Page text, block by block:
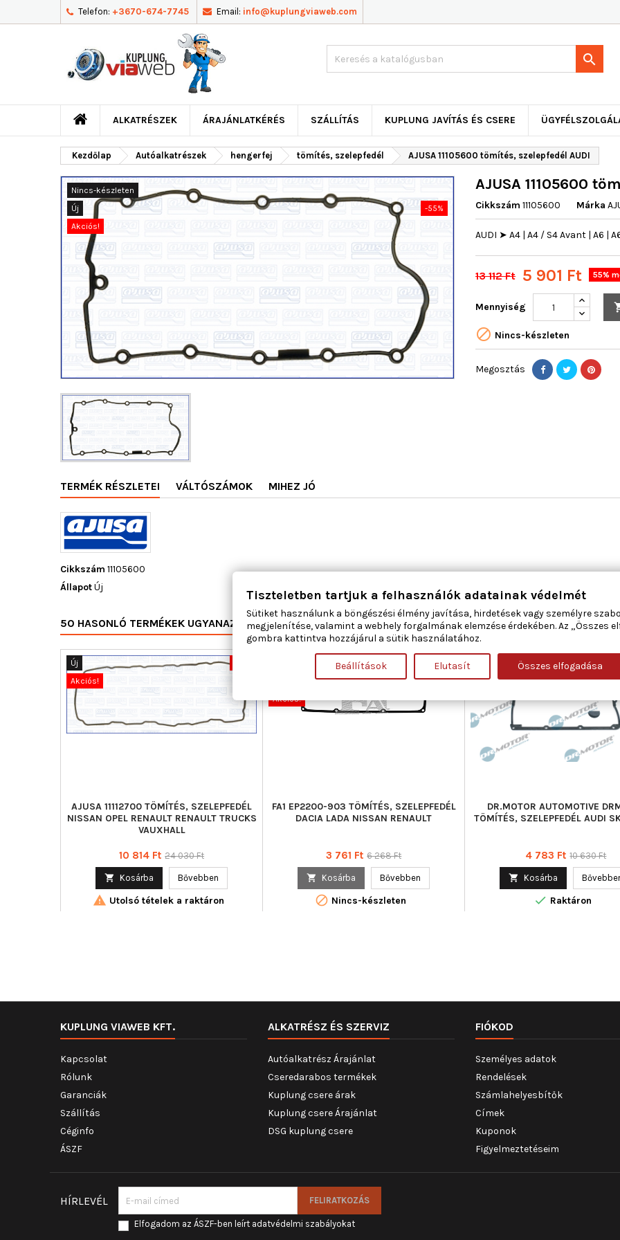
Telefon: +3670-674-7745 Email: info@kuplungviaweb.com

ALKATRÉSZEK ÁRAJÁNLATKÉRÉS SZÁLLÍTÁS KUPLUNG JAVÍTÁS ÉS CSERE
Kezdőlap Autóalkatrészek hengerfej tömítés, szelepfedél AJUSA 11105600 tömítés, szelepfedél AUDI
Nincs-készleten
Új
-55%
Akciós!
AJUSA 11105600
Cikkszám 11105600 Márka
AUDI ➤ A4 | A4 / S4 Avant | A6 |
13 112 Ft 5 901 Ft 55%
Mennyiség
 Nincs-készleten
Megosztás
TERMÉK RÉSZLETEI VÁLTÓSZÁMOK MIHEZ JÓ
Cikkszám 11105600
ÁllapotÚj
50 HASONLÓ TERMÉKEK UGYANAZON KATEGÓRIÁBAN:
Új
Akciós!
AJUSA 11112700 TÖMÍTÉS, SZELEPFEDÉL
NISSAN OPEL RENAULT RENAULT TRUCKS
VAUXHALL
Ár
10 814 Ft Normál
24 030 Ft
 Kosárba Bővebben
 Utolsó tételek a raktáron
-40%
Nincs-készleten
Akciós!
FA1 EP2200-903 TÖMÍTÉS, SZELEPFEDÉL
DACIA LADA NISSAN RENAULT
Ár
3 761 Ft Normál
6 268 Ft
 Kosárba Bővebben
 Nincs-készleten
Akciós!
DR.MOTOR AUTOMOTIVE
TÖMÍTÉS, SZELEPFEDÉL AUDI
Ár
4 783 Ft Normál
10 630 Ft
 Kosárba
 Raktáron
KUPLUNG VIAWEB KFT.
Kapcsolat
Rólunk
Garanciák
Szállítás
Céginfo
ÁSZF
ALKATRÉSZ ÉS SZERVIZ
Autóalkatrész Árajánlat
Cseredarabos termékek
Kuplung csere árak
Kuplung csere Árajánlat
DSG kuplung csere
FIÓKOD
Személyes adatok
Rendelések
Számlahelyesbítők
Címek
Kuponok
Figyelmeztetéseim
HÍRLEVÉL
Elfogadom az ÁSZF-ben leírt adatvédelmi szabályokat
Tiszteletben tartjuk a felhasználók adatainak védelmét
Sütiket használunk a böngészési élmény javítása, hirdetések vagy személyre
megjelenítése, valamint a webhely forgalmának elemzése érdekében. Az „Összes
gombra kattintva hozzájárul a sütik használatához.
Beállítások Elutasít Összes elfogadása